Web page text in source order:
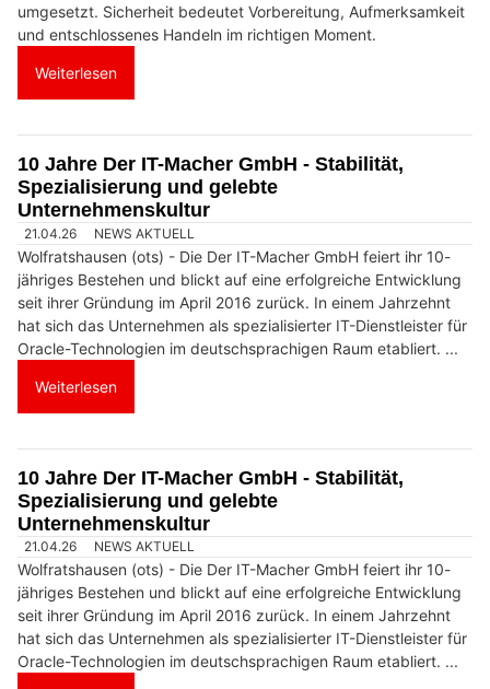
umgesetzt. Sicherheit bedeutet Vorbereitung, Aufmerksamkeit
und entschlossenes Handeln im richtigen Moment.
Weiterlesen
10 Jahre Der IT-Macher GmbH - Stabilität,
Spezialisierung und gelebte
Unternehmenskultur
21.04.26 NEWS AKTUELL
Wolfratshausen (ots) - Die Der IT-Macher GmbH feiert ihr 10-
jähriges Bestehen und blickt auf eine erfolgreiche Entwicklung
seit ihrer Gründung im April 2016 zurück. In einem Jahrzehnt
hat sich das Unternehmen als spezialisierter IT-Dienstleister für
Oracle-Technologien im deutschsprachigen Raum etabliert. ...
Weiterlesen
10 Jahre Der IT-Macher GmbH - Stabilität,
Spezialisierung und gelebte
Unternehmenskultur
21.04.26 NEWS AKTUELL
Wolfratshausen (ots) - Die Der IT-Macher GmbH feiert ihr 10-
jähriges Bestehen und blickt auf eine erfolgreiche Entwicklung
seit ihrer Gründung im April 2016 zurück. In einem Jahrzehnt
hat sich das Unternehmen als spezialisierter IT-Dienstleister für
Oracle-Technologien im deutschsprachigen Raum etabliert. ...